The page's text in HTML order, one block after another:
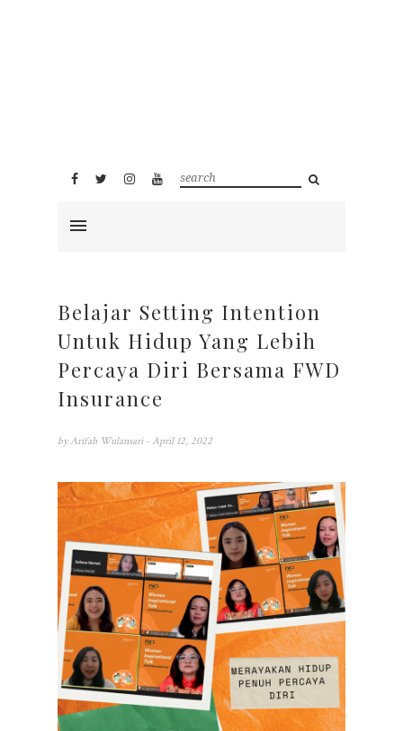
Belajar Setting Intention
Untuk Hidup Yang Lebih
Percaya Diri Bersama FWD
Insurance
by Arifah Wulansari - April 12, 2022